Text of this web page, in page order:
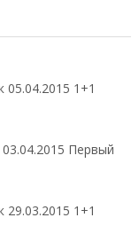
05.04.2015 1+1
Первый
29.03.2015 1+1